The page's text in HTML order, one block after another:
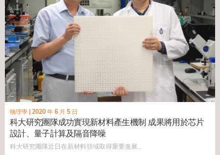
物理學 2020 年 6 月 5 日
科大研究團隊成功實現新材料產生機制 成果將用於芯片
設計、量子計算及隔音降噪
科大研究團隊近日在新材料領域取得重要進展...